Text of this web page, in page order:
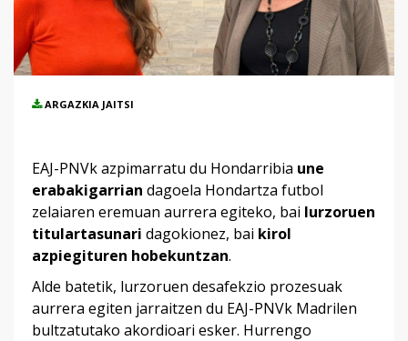
ARGAZKIA JAITSI
EAJ-PNVk azpimarratu du Hondarribia une
erabakigarrian dagoela Hondartza futbol
zelaiaren eremuan aurrera egiteko, bai lurzoruen
titulartasunari dagokionez, bai kirol
azpiegituren hobekuntzan.
Alde batetik, lurzoruen desafekzio prozesuak
aurrera egiten jarraitzen du EAJ-PNVk Madrilen
bultzatutako akordioari esker. Hurrengo